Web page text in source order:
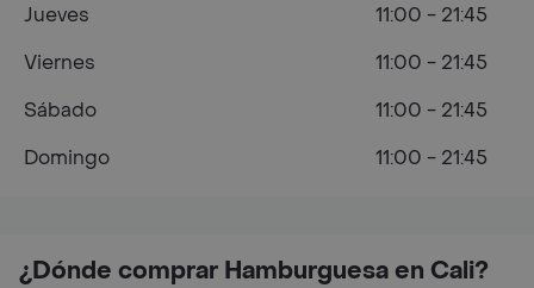
¿Dónde comprar Hamburguesa en Cali?
Jueves
11:00 - 21:45
Viernes
11:00 - 21:45
Sábado
11:00 - 21:45
Domingo
11:00 - 21:45